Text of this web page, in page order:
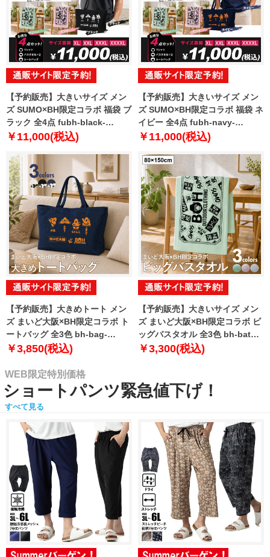
【予約販売】大きいサイズ メン
ズ SUMO×BH限定コラボ 福袋 ブ
ラック 全4点 fubh-black-
sumo999-b【10月下旬発送予
￥11,000(税込)
【予約販売】大きいサイズ メン
ズ SUMO×BH限定コラボ 福袋 ネ
イビー 全4点 fubh-navy-
sumo999-b【10月下旬発送予
￥11,000(税込)
【予約販売】大きめトート メン
ズ まいど大阪×BH限定コラボ ト
ートバッグ 全3色 bh-bag-
sumo999【10月下旬発送予定】
￥3,850(税込)
【予約販売】大きいサイズ メン
ズ まいど大阪×BH限定コラボ ビ
ッグバスタオル 全3色 bh-bath-
sumo999【10月下旬発送予定】
￥3,300(税込)
WEB限定特別価格
ショートパンツ緊急値下げ！
すべて見る